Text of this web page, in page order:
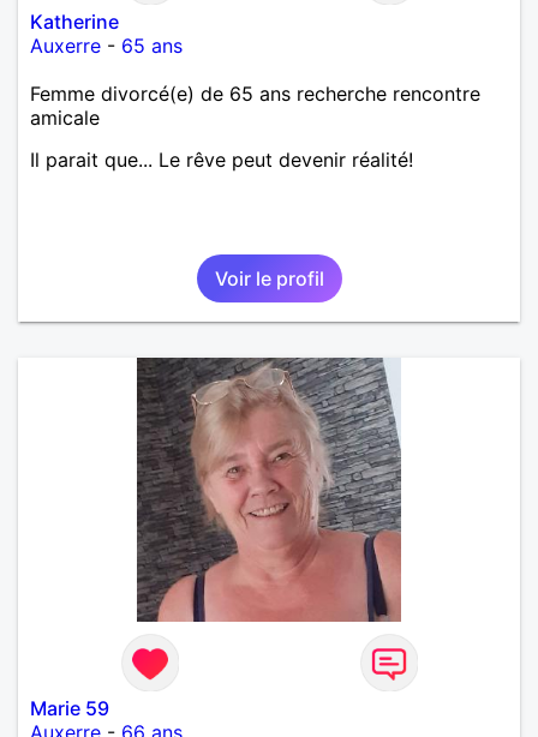
Katherine
Auxerre - 65 ans
Femme divorcé(e) de 65 ans recherche rencontre
amicale
Il parait que... Le rêve peut devenir réalité!
Voir le profil
Marie 59
Auxerre - 66 ans